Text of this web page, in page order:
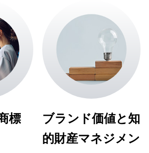
標
ブランド価値と知
的財産マネジメン